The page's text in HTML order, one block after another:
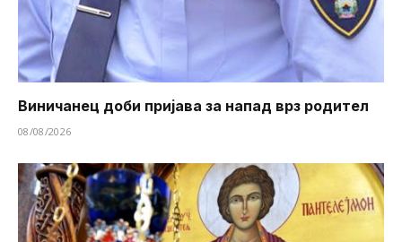
Виничанец доби пријава за напад врз родител
08/08/2026